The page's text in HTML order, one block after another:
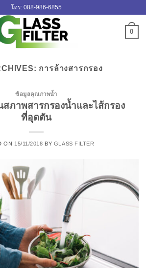
โทร: 088-986-6855
0
การล้างสารกรอง
ข้อมูลคุณภาพน้ำ
สภาพสารกรองน้ำและไส้กรอง
ที่อุดตัน
ON 15/11/2018 BY GLASS FILTER